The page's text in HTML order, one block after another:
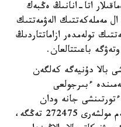
اتا-انانىڭ ەڭبەك
ال مەملەكەتتىك الەۋمەتتىك
تولەمدەر ازاماتتاردىڭ
باعىتتالعان.
بالا دۇنيەگە كەلگەن
تەڭگە كولەمىندە ءبىرجولعى
جانە ودان
كەيىنگى بالالار تۋعان جاعدايدا تولەم مولشەرى 272475 تەڭگە،